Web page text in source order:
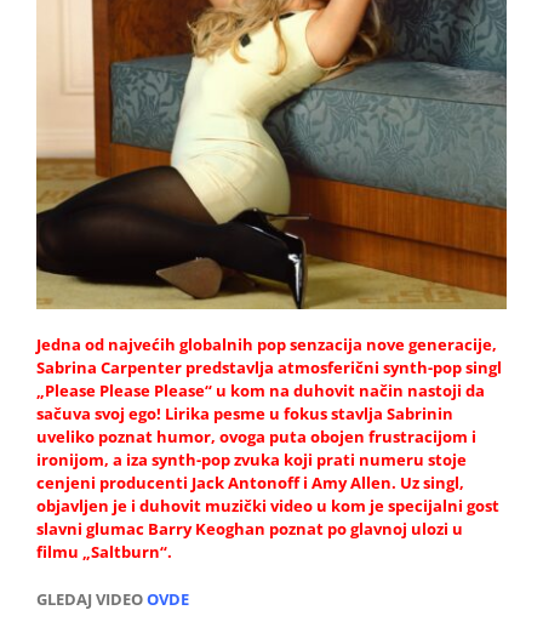
Jedna od najvećih globalnih pop senzacija nove generacije,
Sabrina Carpenter predstavlja atmosferični synth-pop singl
„Please Please Please“ u kom na duhovit način nastoji da
sačuva svoj ego! Lirika pesme u fokus stavlja Sabrinin
uveliko poznat humor, ovoga puta obojen frustracijom i
ironijom, a iza synth-pop zvuka koji prati numeru stoje
cenjeni producenti Jack Antonoff i Amy Allen. Uz singl,
objavljen je i duhovit muzički video u kom je specijalni gost
slavni glumac Barry Keoghan poznat po glavnoj ulozi u
filmu „Saltburn“.
GLEDAJ VIDEOOVDE